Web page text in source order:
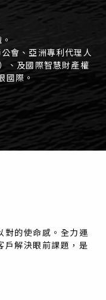
。
會、亞洲專利代理人
、及國際智慧財產權
國際。
對的使命感。全力運
戶解決眼前課題，是